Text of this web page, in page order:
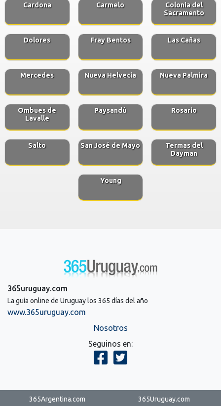
Cardona Carmelo
Colonia del
Sacramento
Dolores Fray Bentos Las Cañas
Mercedes Nueva Helvecia Nueva Palmira
Ombues de
Lavalle
Paysandú Rosario
Salto San José de Mayo
Termas del
Dayman
Young
365uruguay.com
La guía online de Uruguay los 365 días del año
www.365uruguay.com
Nosotros
Seguinos en:
365Argentina.com
365Uruguay.com